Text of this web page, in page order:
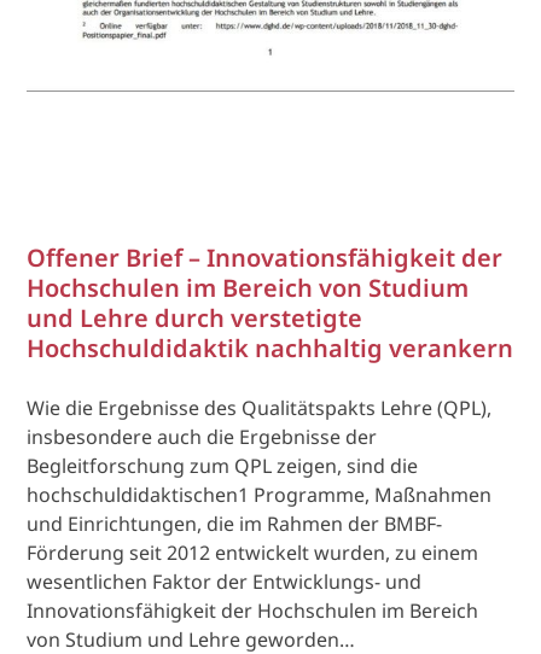
Offener Brief – Innovationsfähigkeit der
Hochschulen im Bereich von Studium
und Lehre durch verstetigte
Hochschuldidaktik nachhaltig verankern
Wie die Ergebnisse des Qualitätspakts Lehre (QPL),
insbesondere auch die Ergebnisse der
Begleitforschung zum QPL zeigen, sind die
hochschuldidaktischen1 Programme, Maßnahmen
und Einrichtungen, die im Rahmen der BMBF-
Förderung seit 2012 entwickelt wurden, zu einem
wesentlichen Faktor der Entwicklungs- und
Innovationsfähigkeit der Hochschulen im Bereich
von Studium und Lehre geworden…